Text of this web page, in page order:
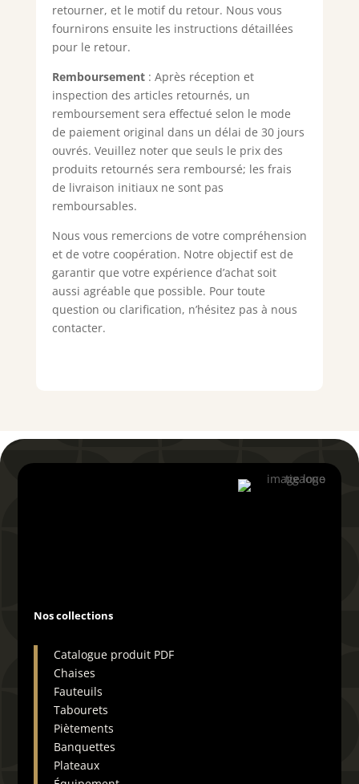
retourner, et le motif du retour. Nous vous
fournirons ensuite les instructions détaillées
pour le retour.
Remboursement: Après réception et
inspection des articles retournés, un
remboursement sera effectué selon le mode
de paiement original dans un délai de 30 jours
ouvrés. Veuillez noter que seuls le prix des
produits retournés sera remboursé; les frais
de livraison initiaux ne sont pas
remboursables.
Nous vous remercions de votre compréhension
et de votre coopération. Notre objectif est de
garantir que votre expérience d’achat soit
aussi agréable que possible. Pour toute
question ou clarification, n’hésitez pas à nous
contacter.
Nos collections
Catalogue produit PDF
Chaises
Fauteuils
Tabourets
Piètements
Banquettes
Plateaux